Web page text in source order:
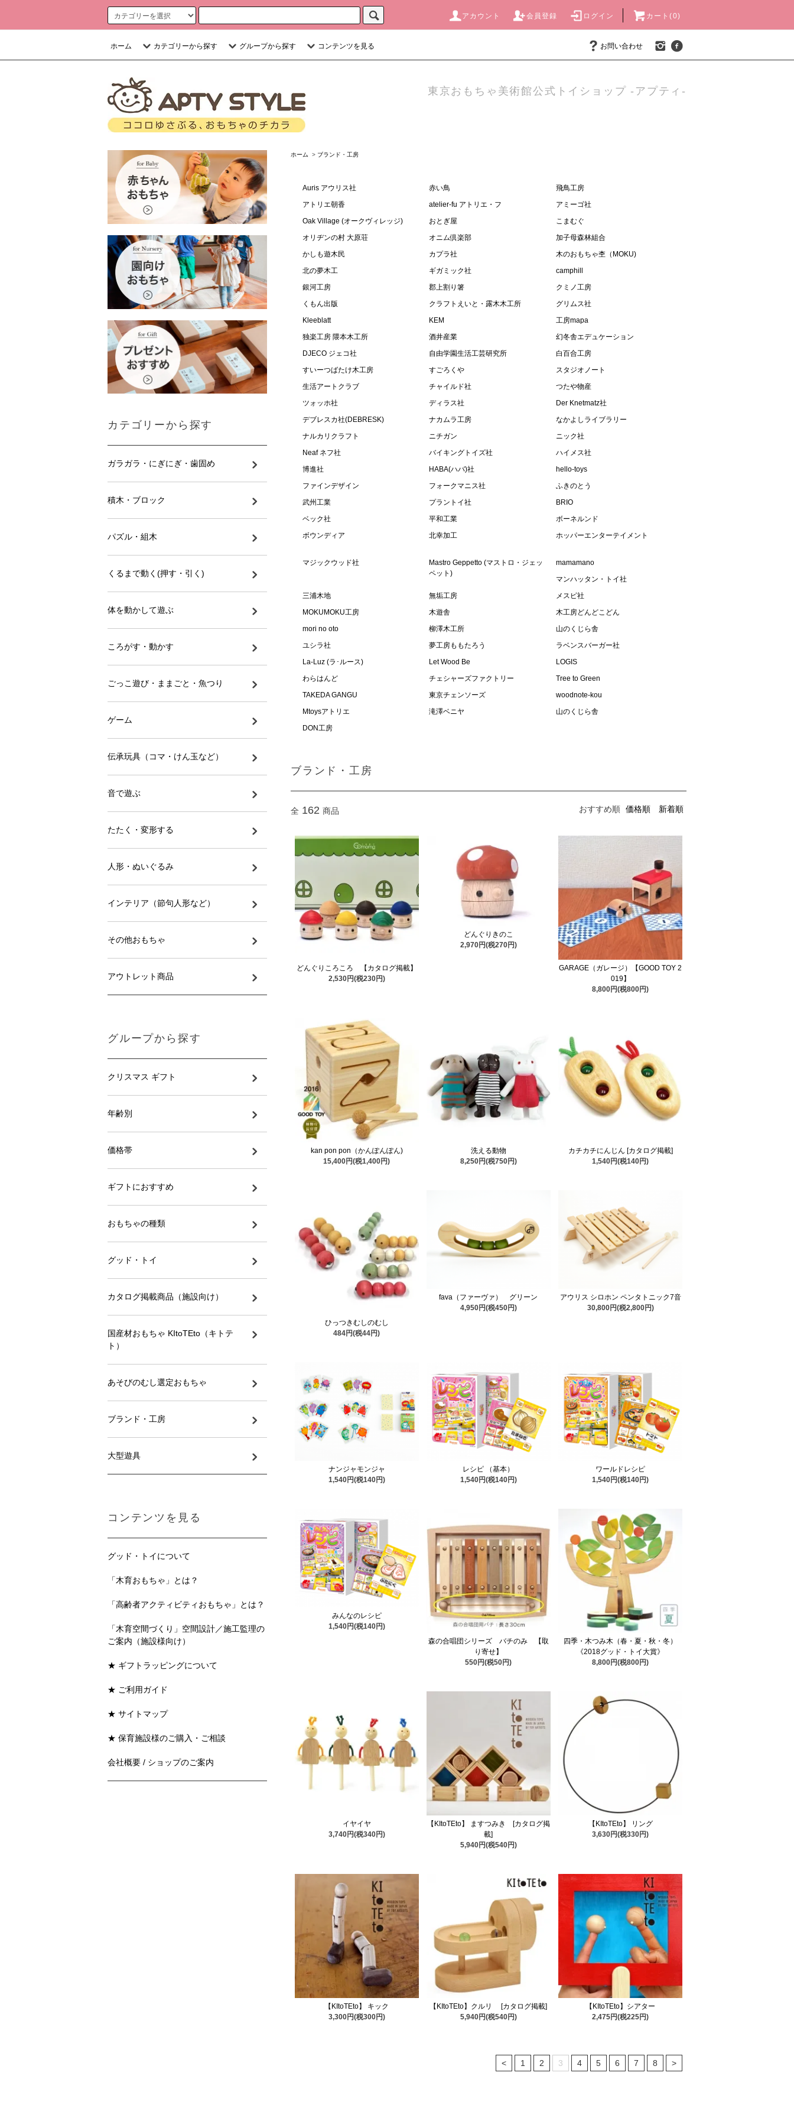
アカウント 会員登録 ログイン カート(0)
ホーム カテゴリーから探す グループから探す コンテンツを見る お問い合わせ
東京おもちゃ美術館公式トイショップ -アプティ-
ホーム > ブランド・工房
Auris アウリス社 赤い鳥
飛鳥工房
アトリエ朝香
atelier-fu アトリエ・フ
アミーゴ社
Oak Village (オークヴィレッジ)
おとぎ屋
こまむぐ
オリヂンの村 大原荘
オニム倶楽部
加子母森林組合
かしも遊木民
カプラ社
木のおもちゃ杢（MOKU)
北の夢木工
ギガミック社
camphill
銀河工房
郡上割り箸
クミノ工房
くもん出版
クラフトえいと・露木木工所
グリムス社
Kleeblatt
KEM
工房mapa
独楽工房 隈本木工所
酒井産業
幻冬舎エデュケーション
DJECO ジェコ社
自由学園生活工芸研究所
白百合工房
すいーつばたけ木工房
すごろくや
スタジオノート
生活アートクラブ
チャイルド社
つたや物産
ツォッホ社
ディラス社
Der Knetmatz社
デブレスカ社(DEBRESK)
ナカムラ工房
なかよしライブラリー
ナルカリクラフト
ニチガン
ニック社
Neaf ネフ社
バイキングトイズ社
ハイメス社
博進社
HABA(ハバ)社
hello-toys
ファインデザイン
フォークマニス社
ふきのとう
武州工業
プラントイ社
BRIO
ベック社
平和工業
ボーネルンド
ボウンディア
北幸加工 ホッパーエンターテイメント
マジックウッド社
Mastro Geppetto (マストロ・ジェッ
ペット)
mamamano
マンハッタン・トイ社
三浦木地
無垢工房
メスピ社
MOKUMOKU工房
木遊舎
木工房どんどこどん
mori no oto
柳澤木工所
山のくじら舎
ユシラ社
夢工房ももたろう
ラベンスバーガー社
La-Luz (ラ･ルース)
Let Wood Be
LOGIS
わらはんど
チェシャーズファクトリー
Tree to Green
TAKEDA GANGU
東京チェンソーズ
woodnote-kou
Mtoysアトリエ
滝澤ベニヤ
山のくじら舎
DON工房
ブランド・工房
全 162 商品 おすすめ順 価格順 新着順
どんぐりころころ 【カタログ掲載】
2,530円(税230円)
どんぐりきのこ
2,970円(税270円)
GARAGE（ガレージ）【GOOD TOY 2
019】
8,800円(税800円)
kan pon pon（かんぽんぽん)
15,400円(税1,400円)
洗える動物
8,250円(税750円)
カチカチにんじん [カタログ掲載]
1,540円(税140円)
ひっつきむしのむし
484円(税44円)
fava（ファーヴァ） グリーン
4,950円(税450円)
アウリス シロホン ペンタトニック7音
30,800円(税2,800円)
ナンジャモンジャ
1,540円(税140円)
レシピ （基本）
1,540円(税140円)
ワールドレシピ
1,540円(税140円)
みんなのレシピ
1,540円(税140円)
森の合唱団シリーズ バチのみ 【取
り寄せ】
550円(税50円)
四季・木つみ木（春・夏・秋・冬）
《2018グッド・トイ大賞》
8,800円(税800円)
イヤイヤ
3,740円(税340円)
【KItoTEto】 ますつみき [カタログ掲
載]
5,940円(税540円)
【KItoTEto】 リング
3,630円(税330円)
【KItoTEto】 キック
3,300円(税300円)
【KItoTEto】クルリ [カタログ掲載]
5,940円(税540円)
【KItoTEto】シアター
2,475円(税225円)
< 1 2 3 4 5 6 7 8 >
カテゴリーから探す
ガラガラ・にぎにぎ・歯固め
積木・ブロック
パズル・組木
くるまで動く(押す・引く)
体を動かして遊ぶ
ころがす・動かす
ごっこ遊び・ままごと・魚つり
ゲーム
伝承玩具（コマ・けん玉など）
音で遊ぶ
たたく・変形する
人形・ぬいぐるみ
インテリア（節句人形など）
その他おもちゃ
アウトレット商品
グループから探す
クリスマス ギフト
年齢別
価格帯
ギフトにおすすめ
おもちゃの種類
グッド・トイ
カタログ掲載商品（施設向け）
国産材おもちゃ KItoTEto（キトテ
ト）
あそびのむし選定おもちゃ
ブランド・工房
大型遊具
コンテンツを見る
グッド・トイについて
「木育おもちゃ」とは？
「高齢者アクティビティおもちゃ」とは？
「木育空間づくり」空間設計／施工監理の
ご案内（施設様向け）
★ ギフトラッピングについて
★ ご利用ガイド
★ サイトマップ
★ 保育施設様のご購入・ご相談
会社概要 / ショップのご案内